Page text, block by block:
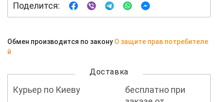
Поделится:
Обмен производится по закону О защите прав потребителе
й
Доставка
Курьер по Киеву
бесплатно при